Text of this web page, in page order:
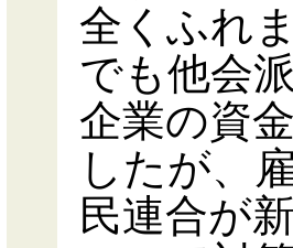
全くふれ
でも他会
企業の資
したが、
民連合が